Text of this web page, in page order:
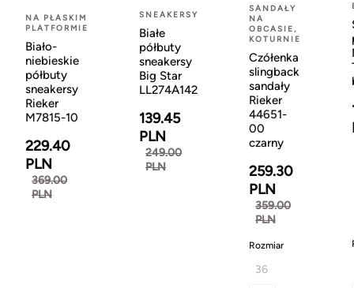
NA PŁASKIM
PLATFORMIE
Biało-
niebieskie
półbuty
sneakersy
Rieker
M7815-10
229.40
PLN
369.00
PLN
SNEAKERSY
Białe
półbuty
sneakersy
Big Star
LL274A142
139.45
PLN
249.00
PLN
SANDAŁY
NA
OBCASIE,
KOTURNIE
Czółenka
slingback
sandały
Rieker
44651-
00
czarny
259.30
PLN
359.00
PLN
Rozmiar
36